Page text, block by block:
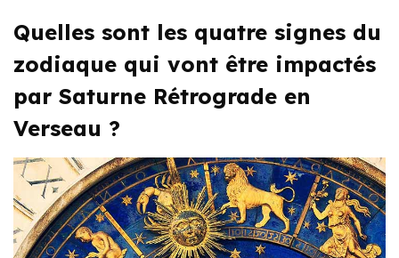
Quelles sont les quatre signes du
zodiaque qui vont être impactés
par Saturne Rétrograde en
Verseau ?